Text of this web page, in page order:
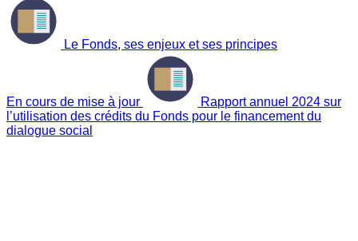
Le Fonds, ses enjeux et ses principes
En cours de mise à jour
Rapport annuel 2024 sur
l’utilisation des crédits du Fonds pour le financement du
dialogue social